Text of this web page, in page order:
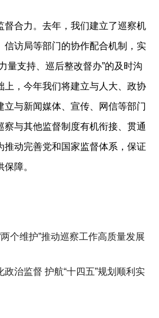
合力。去年，我们建立了巡察机
信访局等部门的协作配合机制，实
量支持、巡后整改督办”的及时沟
上，今年我们将建立与人大、政协
立与新闻媒体、宣传、网信等部门
察与其他监督制度有机衔接、贯通
推动完善党和国家监督体系，保证
障。
个维护”推动巡察工作高质量发展
治监督 护航“十四五”规划顺利实